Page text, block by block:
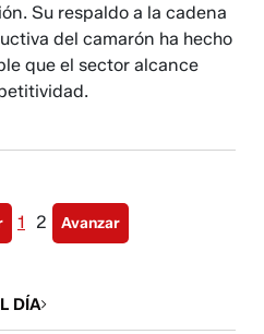
Su respaldo a la cadena
del camarón ha hecho
que el sector alcance
1 2 Avanzar
DÍA